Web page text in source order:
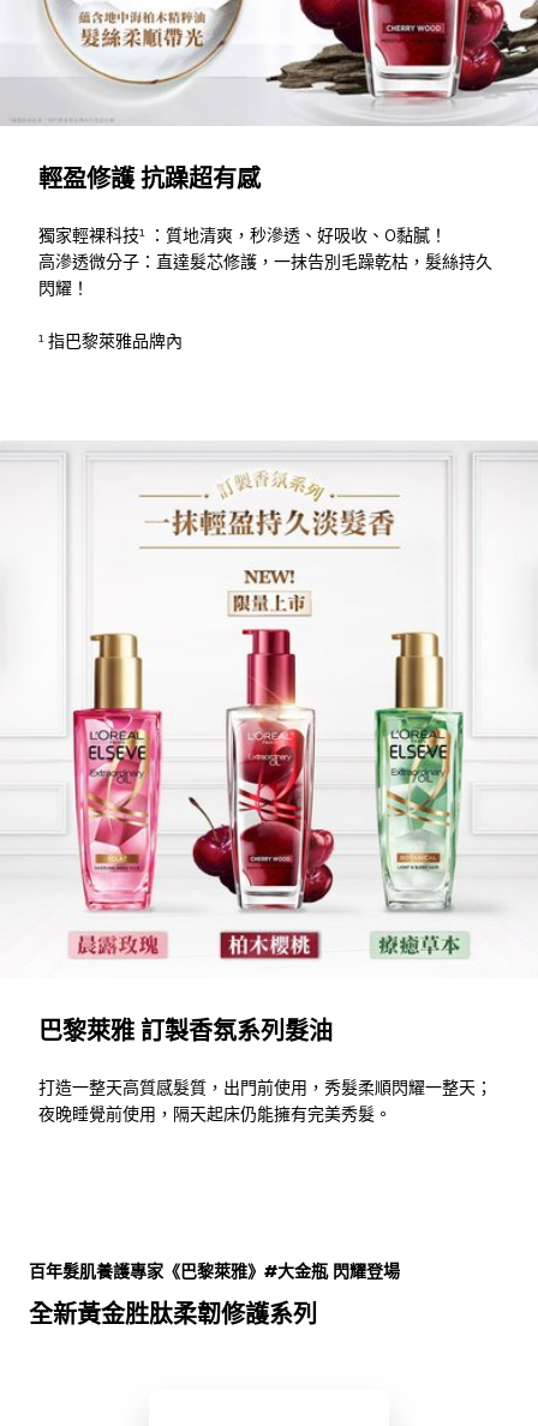
輕盈修護 抗躁超有感
獨家輕裸科技¹ ：質地清爽，秒滲透、好吸收、0黏膩！
高滲透微分子：直達髮芯修護，一抹告別毛躁乾枯，髮絲持久
閃耀！
¹ 指巴黎萊雅品牌內
巴黎萊雅 訂製香氛系列髮油
打造一整天高質感髮質，出門前使用，秀髮柔順閃耀一整天；
夜晚睡覺前使用，隔天起床仍能擁有完美秀髮。
全新黃金胜肽柔韌修護系列
百年髮肌養護專家《巴黎萊雅》#大金瓶 閃耀登場